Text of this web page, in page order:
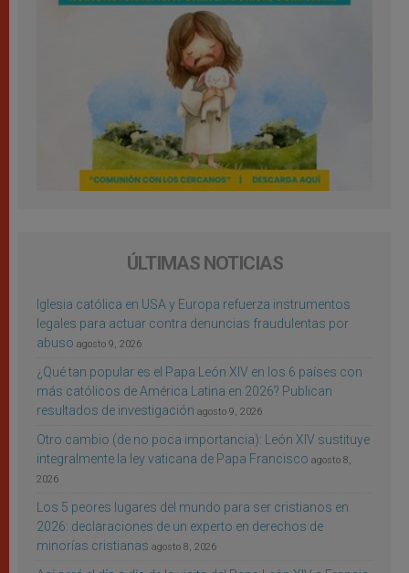
ÚLTIMAS NOTICIAS
Iglesia católica en USA y Europa refuerza instrumentos
legales para actuar contra denuncias fraudulentas por
abuso agosto 9, 2026
¿Qué tan popular es el Papa León XIV en los 6 países con
más católicos de América Latina en 2026? Publican
resultados de investigación agosto 9, 2026
Otro cambio (de no poca importancia): León XIV sustituye
integralmente la ley vaticana de Papa Francisco agosto 8,
2026
Los 5 peores lugares del mundo para ser cristianos en
2026: declaraciones de un experto en derechos de
minorías cristianas agosto 8, 2026